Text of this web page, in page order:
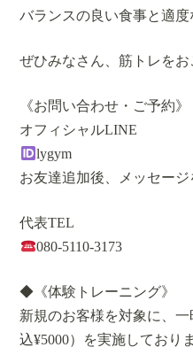
バランスの良い食事と適度
ぜひみなさん、筋トレをお
《お問い合わせ・ご予約》
オフィシャルLINE
lygym
お友達追加後、メッセージ
代表TEL
080-5110-3173
◆《体験トレーニング》
新規のお客様を対象に、
込¥5000）を実施しており